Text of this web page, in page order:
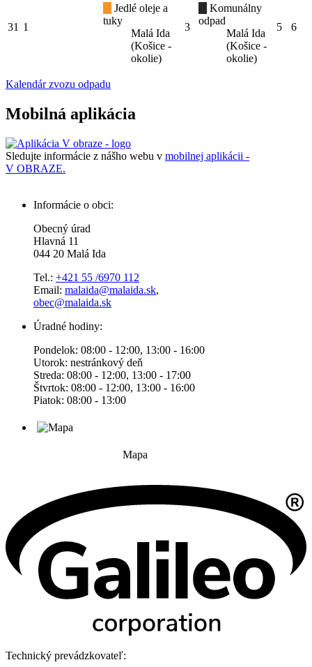
31 1
Jedlé oleje a
tuky
Malá Ida
(Košice -
okolie)
3
Komunálny
odpad
Malá Ida
(Košice -
okolie)
5 6
Kalendár zvozu odpadu
Mobilná aplikácia
Sledujte informácie z nášho webu v mobilnej aplikácii -
V OBRAZE.
Informácie o obci:
Obecný úrad
Hlavná 11
044 20 Malá Ida
Tel.: +421 55 /6970 112
Email: malaida@malaida.sk,
obec@malaida.sk
Úradné hodiny:
Pondelok: 08:00 - 12:00, 13:00 - 16:00
Utorok: nestránkový deň
Streda: 08:00 - 12:00, 13:00 - 17:00
Štvrtok: 08:00 - 12:00, 13:00 - 16:00
Piatok: 08:00 - 13:00
Mapa
Technický prevádzkovateľ: